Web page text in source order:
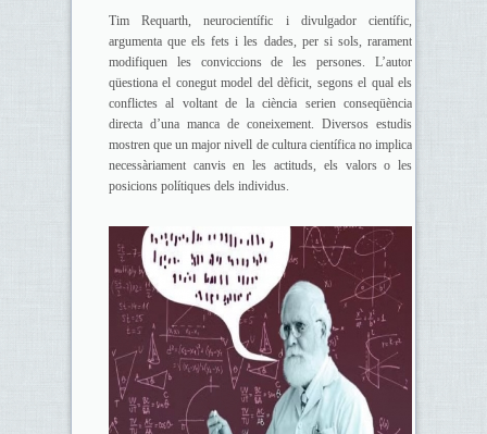
Tim Requarth, neurocientífic i divulgador científic,
argumenta que els fets i les dades, per si sols, rarament
modifiquen les conviccions de les persones. L’autor
qüestiona el conegut model del dèficit, segons el qual els
conflictes al voltant de la ciència serien conseqüència
directa d’una manca de coneixement. Diversos estudis
mostren que un major nivell de cultura científica no implica
necessàriament canvis en les actituds, els valors o les
posicions polítiques dels individus.